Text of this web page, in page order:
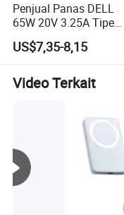
Penjual Panas DELL
65W 20V 3.25A Tipe
USB C Slim Adaptor
Laptop untuk Notebook
DELL Asus Lenovo HP
Apple MacBook Acer
Razer Samsung Pengisi
US$7,35-8,15
Video Terkait